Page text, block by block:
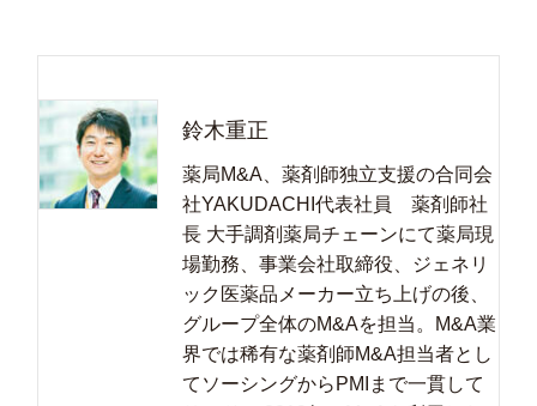
鈴木重正
薬局M&A、薬剤師独立支援の合同会
社YAKUDACHI代表社員 薬剤師社
長 大手調剤薬局チェーンにて薬局現
場勤務、事業会社取締役、ジェネリ
ック医薬品メーカー立ち上げの後、
グループ全体のM&Aを担当。M&A業
界では稀有な薬剤師M&A担当者とし
てソーシングからPMIまで一貫して